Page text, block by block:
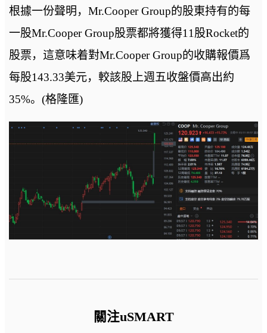
根據一份聲明，Mr.Cooper Group的股東持有的每
一股Mr.Cooper Group股票都將獲得11股Rocket的
股票，這意味着對Mr.Cooper Group的收購報價爲
每股143.33美元，較該股上週五收盤價高出約
35%。(格隆匯)
關注uSMART